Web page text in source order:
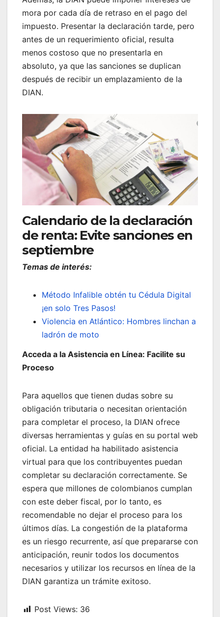
mora por cada día de retraso en el pago del
impuesto. Presentar la declaración tarde, pero
antes de un requerimiento oficial, resulta
menos costoso que no presentarla en
absoluto, ya que las sanciones se duplican
después de recibir un emplazamiento de la
DIAN.
Calendario de la declaración
de renta: Evite sanciones en
septiembre
Temas de interés:
Método Infalible obtén tu Cédula Digital
¡en solo Tres Pasos!
Violencia en Atlántico: Hombres linchan a
ladrón de moto
Acceda a la Asistencia en Línea: Facilite su
Proceso
Para aquellos que tienen dudas sobre su
obligación tributaria o necesitan orientación
para completar el proceso, la DIAN ofrece
diversas herramientas y guías en su portal web
oficial. La entidad ha habilitado asistencia
virtual para que los contribuyentes puedan
completar su declaración correctamente. Se
espera que millones de colombianos cumplan
con este deber fiscal, por lo tanto, es
recomendable no dejar el proceso para los
últimos días. La congestión de la plataforma
es un riesgo recurrente, así que prepararse con
anticipación, reunir todos los documentos
necesarios y utilizar los recursos en línea de la
DIAN garantiza un trámite exitoso.
Post Views: 36